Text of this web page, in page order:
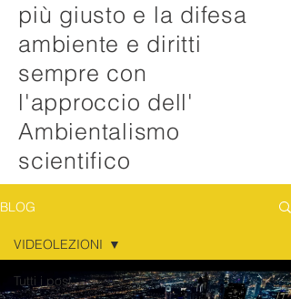
più giusto e la difesa
ambiente e diritti
sempre con
l'approccio dell'
Ambientalismo
scientifico
BLOG
Tutti i post
VIDEOLEZIONI